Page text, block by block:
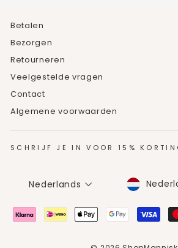
Betalen
Bezorgen
Retourneren
Veelgestelde vragen
Contact
Algemene voorwaarden
SCHRIJF JE IN VOOR 15%
TAAL
Nederlands